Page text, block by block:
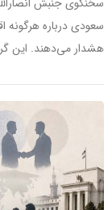
سعودی درباره
هشدار می‌دهند. این